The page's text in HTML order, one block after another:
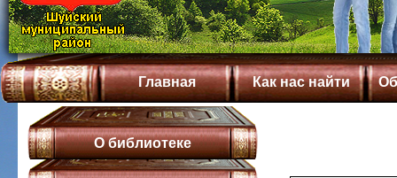
Главная Как нас найти
О библиотеке